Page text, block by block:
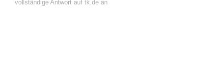
vollständige Antwort auf tk.de an